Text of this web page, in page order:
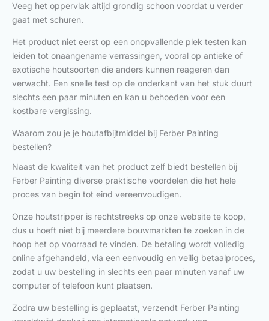
Veeg het oppervlak altijd grondig schoon voordat u verder
gaat met schuren.
Het product niet eerst op een onopvallende plek testen kan
leiden tot onaangename verrassingen, vooral op antieke of
exotische houtsoorten die anders kunnen reageren dan
verwacht. Een snelle test op de onderkant van het stuk duurt
slechts een paar minuten en kan u behoeden voor een
kostbare vergissing.
Waarom zou je je houtafbijtmiddel bij Ferber Painting
bestellen?
Naast de kwaliteit van het product zelf biedt bestellen bij
Ferber Painting diverse praktische voordelen die het hele
proces van begin tot eind vereenvoudigen.
Onze houtstripper is rechtstreeks op onze website te koop,
dus u hoeft niet bij meerdere bouwmarkten te zoeken in de
hoop het op voorraad te vinden. De betaling wordt volledig
online afgehandeld, via een eenvoudig en veilig betaalproces,
zodat u uw bestelling in slechts een paar minuten vanaf uw
computer of telefoon kunt plaatsen.
Zodra uw bestelling is geplaatst, verzendt Ferber Painting